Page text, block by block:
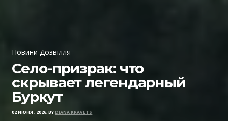
Новини Дозвілля
Село-призрак: что
скрывает легендарный
Буркут
02 ИЮНЯ , 2026, BYDIANA KRAVETS